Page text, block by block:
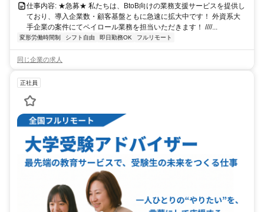
仕事内容: ★急募★ 私たちは、BtoB向けの業務支援サービスを提供し
ており、導入企業数・顧客基盤ともに急速に拡大中です！ 外資系大
手企業の案件にてペイロール業務を担当いただきます！ ////...
変形労働時間制 シフト自由 即日勤務OK フルリモート
同じ企業の求人
正社員